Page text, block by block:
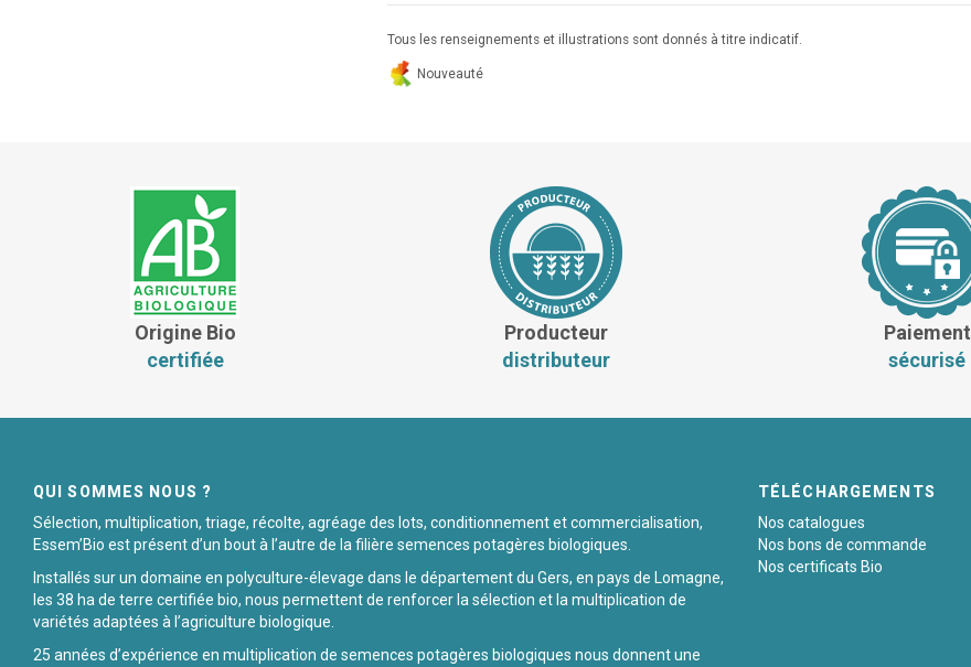
Tous les renseignements et illustrations sont donnés à titre indicatif.
Nouveauté
Origine Bio
certifiée
Producteur
distributeur
Paiement
sécurisé
QUI SOMMES NOUS ?
Sélection, multiplication, triage, récolte, agréage des lots, conditionnement et commercialisation,
Essem’Bio est présent d’un bout à l’autre de la filière semences potagères biologiques.
Installés sur un domaine en polyculture-élevage dans le département du Gers, en pays de Lomagne,
les 38 ha de terre certifiée bio, nous permettent de renforcer la sélection et la multiplication de
variétés adaptées à l’agriculture biologique.
25 années d’expérience en multiplication de semences potagères biologiques nous donnent une
TÉLÉCHARGEMENTS
Nos catalogues
Nos bons de commande
Nos certificats Bio